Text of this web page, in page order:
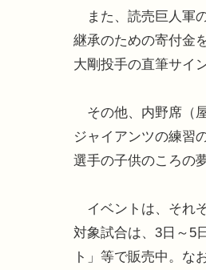
また、読売巨人軍
継承のための寄付金
大剛投手の直筆サイ
その他、内野席（
ジャイアンツの練習
選手の子供のころの
イベントは、それ
対象試合は、3日～5
ト」等で販売中。な